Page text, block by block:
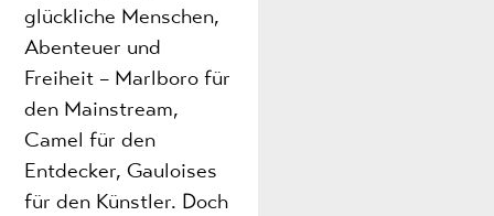
glückliche Menschen,
Abenteuer und
Freiheit – Marlboro für
den Mainstream,
Camel für den
Entdecker, Gauloises
für den Künstler. Doch